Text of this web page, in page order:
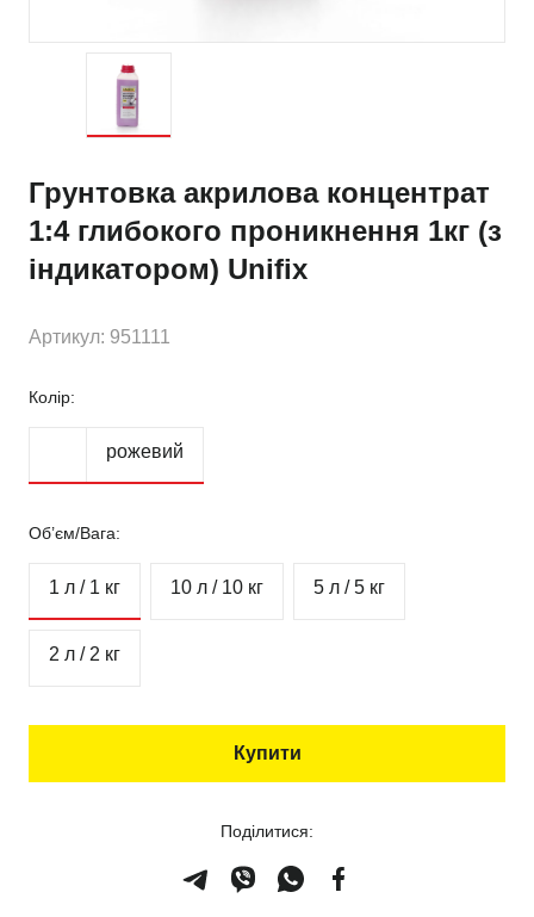
Грунтовка акрилова концентрат
1:4 глибокого проникнення 1кг (з
індикатором) Unifix
Артикул: 951111
Колір:
рожевий
Об’єм/Вага:
1 л / 1 кг 10 л / 10 кг 5 л / 5 кг
2 л / 2 кг
Купити
Поділитися: